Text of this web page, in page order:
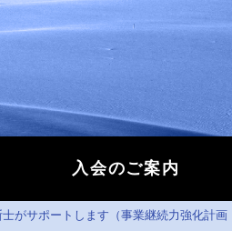
入会のご案内
士がサポートします（事業継続力強化計